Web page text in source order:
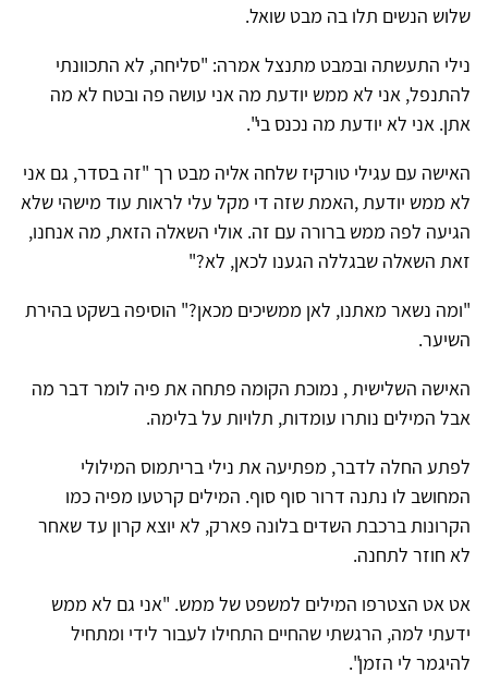
שלוש הנשים תלו בה מבט שואל.
נילי התעשתה ובמבט מתנצל אמרה: "סליחה, לא התכוונתי
להתנפל, אני לא ממש יודעת מה אני עושה פה ובטח לא מה
אתן. אני לא יודעת מה נכנס בי".
האישה עם עגילי טורקיז שלחה אליה מבט רך "זה בסדר, גם אני
לא ממש יודעת ,האמת שזה די מקל עלי לראות עוד מישהי שלא
הגיעה לפה ממש ברורה עם זה. אולי השאלה הזאת, מה אנחנו,
זאת השאלה שבגללה הגענו לכאן, לא?"
"ומה נשאר מאתנו, לאן ממשיכים מכאן?" הוסיפה בשקט בהירת
השיער.
האישה השלישית , נמוכת הקומה פתחה את פיה לומר דבר מה
אבל המילים נותרו עומדות, תלויות על בלימה.
לפתע החלה לדבר, מפתיעה את נילי בריתמוס המילולי
המחושב לו נתנה דרור סוף סוף. המילים קרטעו מפיה כמו
הקרונות ברכבת השדים בלונה פארק, לא יוצא קרון עד שאחר
לא חוזר לתחנה.
אט אט הצטרפו המילים למשפט של ממש. "אני גם לא ממש
ידעתי למה, הרגשתי שהחיים התחילו לעבור לידי ומתחיל
להיגמר לי הזמן".